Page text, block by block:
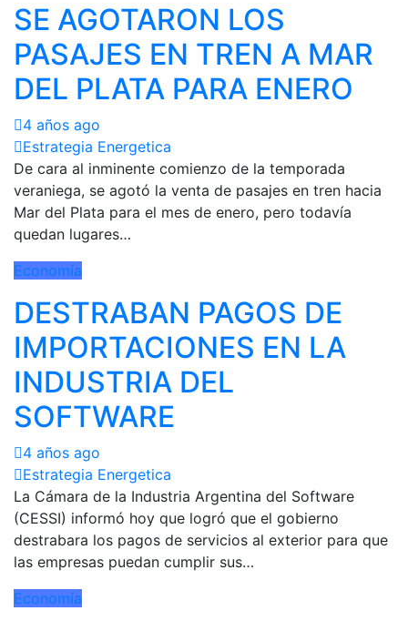
SE AGOTARON LOS
PASAJES EN TREN A MAR
DEL PLATA PARA ENERO
4 años ago
Estrategia Energetica
De cara al inminente comienzo de la temporada
veraniega, se agotó la venta de pasajes en tren hacia
Mar del Plata para el mes de enero, pero todavía
quedan lugares…
Economía
DESTRABAN PAGOS DE
IMPORTACIONES EN LA
INDUSTRIA DEL
SOFTWARE
4 años ago
Estrategia Energetica
La Cámara de la Industria Argentina del Software
(CESSI) informó hoy que logró que el gobierno
destrabara los pagos de servicios al exterior para que
las empresas puedan cumplir sus…
Economía